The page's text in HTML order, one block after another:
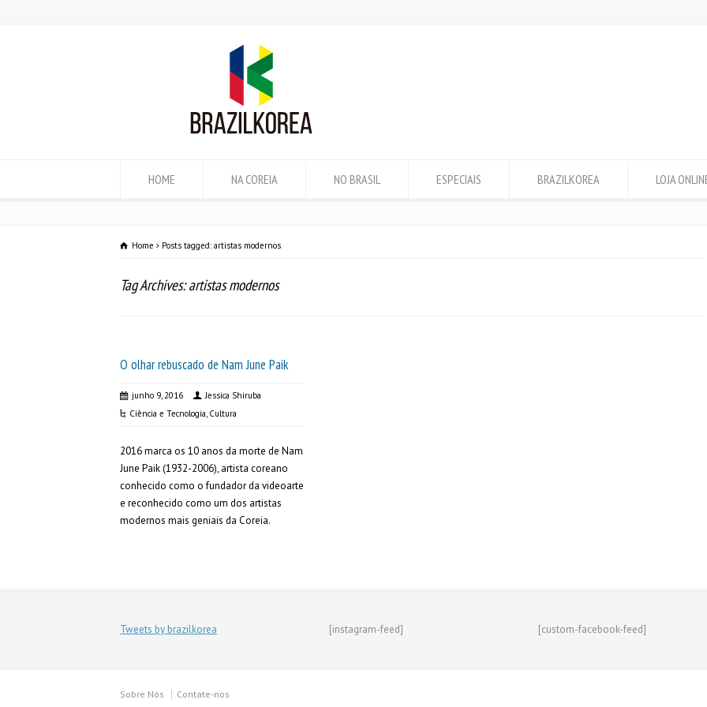
HOME NA COREIA NO BRASIL ESPECIAIS BRAZILKOREA LOJA
Home Posts tagged: artistas modernos
Tag Archives: artistas modernos
O olhar rebuscado de Nam June Paik
junho 9, 2016
Jessica Shiruba
Ciência e Tecnologia, Cultura
2016 marca os 10 anos da morte de Nam
June Paik (1932-2006), artista coreano
conhecido como o fundador da videoarte
e reconhecido como um dos artistas
modernos mais geniais da Coreia.
Tweets by brazilkorea [instagram-feed] [custom-facebook-feed]
Sobre Nós
Contate-nos